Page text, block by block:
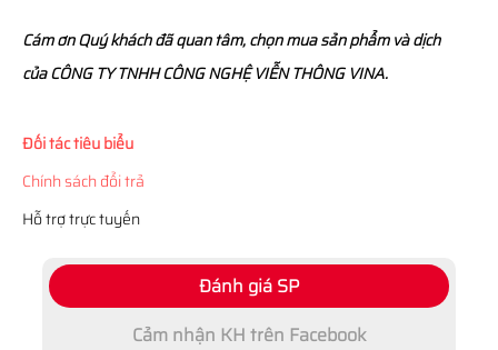
Cám ơn Quý khách đã quan tâm, chọn mua sản phẩm và dịch
của CÔNG TY TNHH CÔNG NGHỆ VIỄN THÔNG VINA.
Đối tác tiêu biểu
Chính sách đổi trả
Hỗ trợ trực tuyến
Đánh giá SP
Cảm nhận KH trên Facebook